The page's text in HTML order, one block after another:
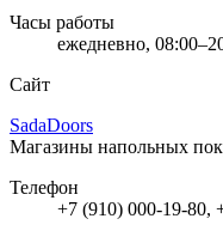
Часы работы
ежедневно,
Сайт
SadaDoors
Магазины напольных
Телефон
+7 (910) 000-19-80,